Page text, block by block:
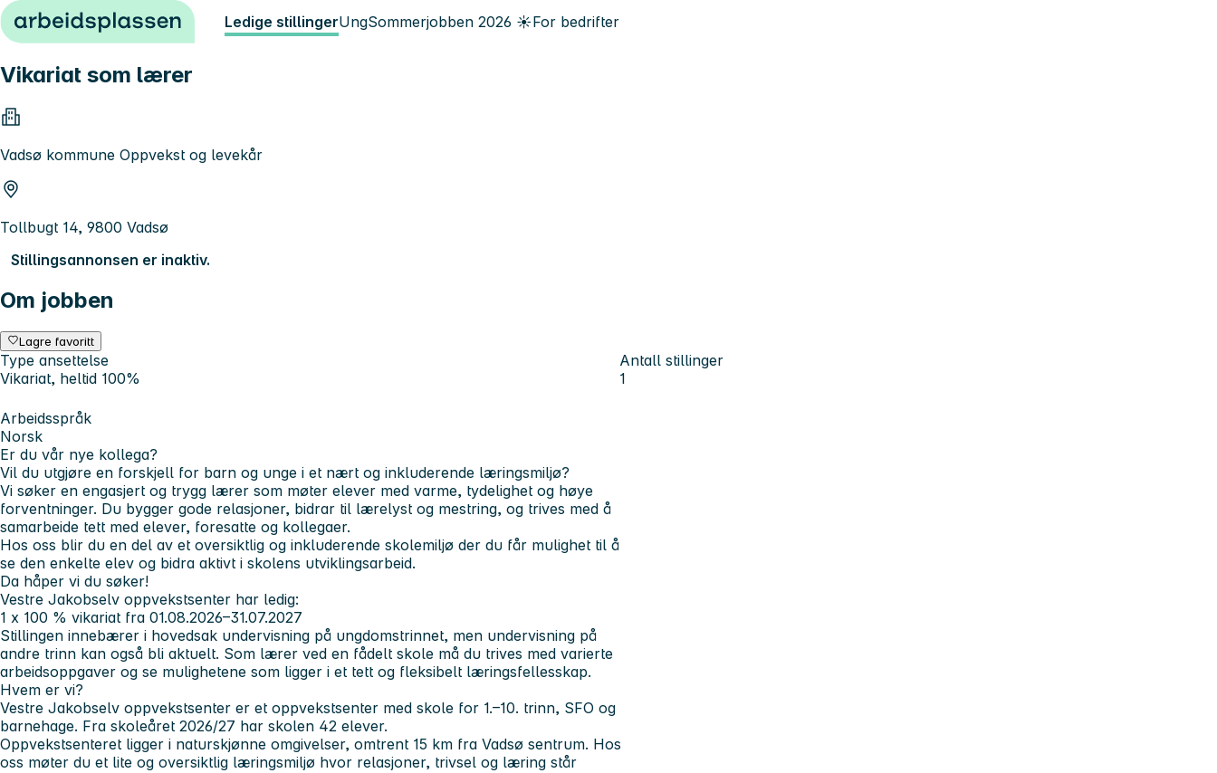
Hopp til innhold Ledige stillingerUngSommerjobben 2026 ☀️For bedrifter
Vikariat som lærer
Vadsø kommune Oppvekst og levekår
Tollbugt 14, 9800 Vadsø
Stillingsannonsen er inaktiv.
Om jobben
Lagre favoritt
Type ansettelse
Vikariat, heltid 100%
Antall stillinger
1
Arbeidsspråk
Norsk
Er du vår nye kollega?
Vil du utgjøre en forskjell for barn og unge i et nært og inkluderende læringsmiljø?
Vi søker en engasjert og trygg lærer som møter elever med varme, tydelighet og høye
forventninger. Du bygger gode relasjoner, bidrar til lærelyst og mestring, og trives med å
samarbeide tett med elever, foresatte og kollegaer.
Hos oss blir du en del av et oversiktlig og inkluderende skolemiljø der du får mulighet til å
se den enkelte elev og bidra aktivt i skolens utviklingsarbeid.
Da håper vi du søker!
Vestre Jakobselv oppvekstsenter har ledig:
1 x 100 % vikariat fra 01.08.2026–31.07.2027
Stillingen innebærer i hovedsak undervisning på ungdomstrinnet, men undervisning på
andre trinn kan også bli aktuelt. Som lærer ved en fådelt skole må du trives med varierte
arbeidsoppgaver og se mulighetene som ligger i et tett og fleksibelt læringsfellesskap.
Hvem er vi?
Vestre Jakobselv oppvekstsenter er et oppvekstsenter med skole for 1.–10. trinn, SFO og
barnehage. Fra skoleåret 2026/27 har skolen 42 elever.
Oppvekstsenteret ligger i naturskjønne omgivelser, omtrent 15 km fra Vadsø sentrum. Hos
oss møter du et lite og oversiktlig læringsmiljø hvor relasjoner, trivsel og læring står